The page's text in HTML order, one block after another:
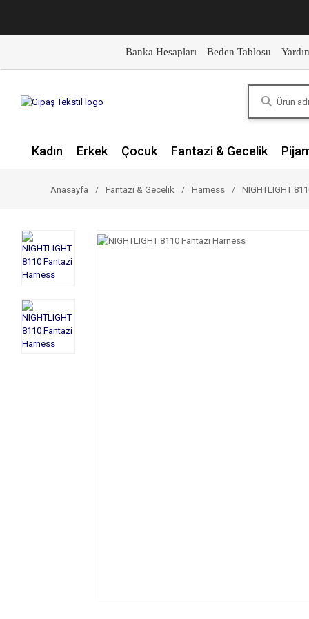
Banka Hesapları Beden Tablosu
Kadın Erkek Çocuk Fantazi & Gecelik
Anasayfa Fantazi & Gecelik Harness NIGHTLIGHT